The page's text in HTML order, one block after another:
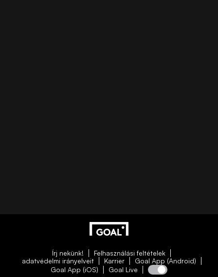
Írj nekünk!
Felhasználási feltételek
adatvédelmi irányelveit
Karrier
Goal App (Android)
Goal App (iOS)
Goal Live